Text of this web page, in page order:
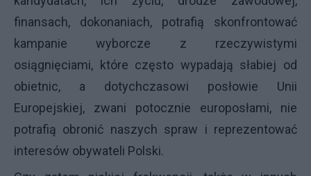
finansach, dokonaniach, potrafią skonfrontować
kampanie wyborcze z rzeczywistymi
osiągnięciami, które często wypadają słabiej od
obietnic, a dotychczasowi posłowie Unii
Europejskiej, zwani potocznie europosłami, nie
potrafią obronić naszych spraw i reprezentować
interesów obywateli Polski.